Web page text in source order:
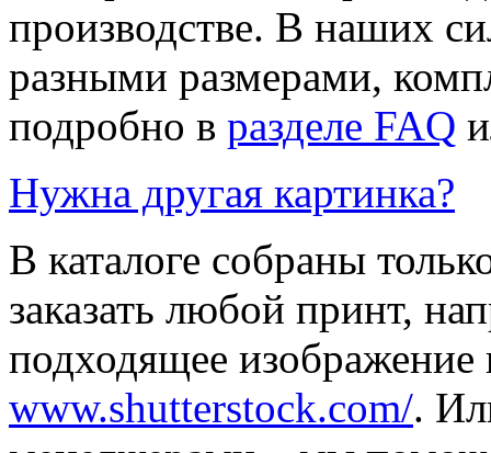
производстве. В наших
разными размерами,
подробно в разделе FAQ
Нужна другая картинка?
В каталоге собраны
заказать любой принт,
подходящее изображение
www.shutterstock.com/.